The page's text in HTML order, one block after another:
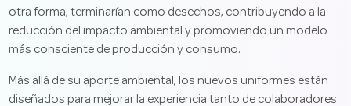
otra forma, terminarían como desechos, contribuyendo a la
reducción del impacto ambiental y promoviendo un modelo
más consciente de producción y consumo.
Más allá de su aporte ambiental, los nuevos uniformes están
diseñados para mejorar la experiencia tanto de colaboradores